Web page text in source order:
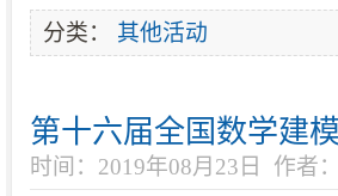
分类： 其他活动
第十六届全国数学建
时间：2019年08月23日 作者